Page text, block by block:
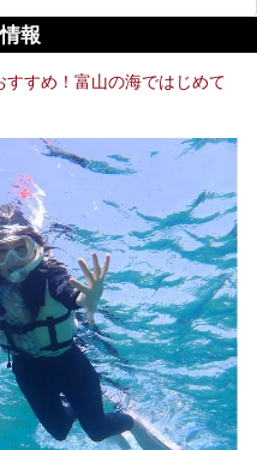
ーベルジュ＆温泉ウェルネススパ
泊まって、歴史の旅にお出かけし
報
すすめ！富山の海ではじめて